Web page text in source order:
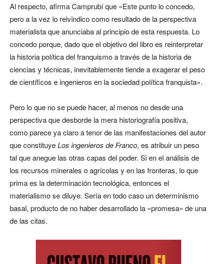
Al respecto, afirma Camprubí que «Este punto lo concedo,
pero a la vez lo reivindico como resultado de la perspectiva
materialista que anunciaba al principio de esta respuesta. Lo
concedo porque, dado que el objetivo del libro es reinterpretar
la historia política del franquismo a través de la historia de
ciencias y técnicas, inevitablemente tiende a exagerar el peso
de científicos e ingenieros en la sociedad política franquista».
Pero lo que no se puede hacer, al menos no desde una
perspectiva que desborde la mera historiografía positiva,
como parece ya claro a tenor de las manifestaciones del autor
que constituyeLos ingenieros de Franco, es atribuir un peso
tal que anegue las otras capas del poder. Si en el análisis de
los recursos minerales o agrícolas y en las fronteras, lo que
prima es la determinación tecnológica, entonces el
materialismo se diluye. Sería en todo caso un determinismo
basal, producto de no haber desarrollado la «promesa» de una
de las citas.